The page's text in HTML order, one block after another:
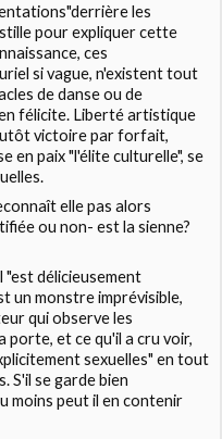
derrière les
pour expliquer cette
ces
si vague, n'existent tout
de danse ou de
félicite. Liberté artistique
victoire par forfait,
en paix "l'élite culturelle", se
elle pas alors
ou non- est la sienne?
"est délicieusement
un monstre imprévisible,
qui observe les
et ce qu'il a cru voir,
sexuelles" en tout
S'il se garde bien
moins peut il en contenir